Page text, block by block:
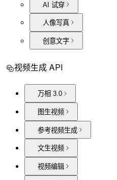
AI 试穿
人像写真
创意文字
视频生成 API
万相 3.0
图生视频
参考视频生成
文生视频
视频编辑